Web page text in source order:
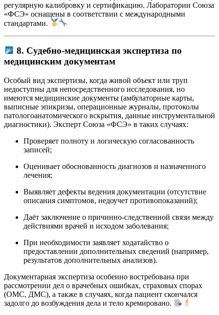
регулярную калибровку и сертификацию. Лаборатории Союза
«ФСЭ» оснащены в соответствии с международными
стандартами.
8. Судебно-медицинская экспертиза по
медицинским документам
Особый вид экспертизы, когда живой объект или труп
недоступны для непосредственного исследования, но
имеются медицинские документы (амбулаторные карты,
выписные эпикризы, операционные журналы, протоколы
патологоанатомического вскрытия, данные инструментальной
диагностики). Эксперт Союза «ФСЭ» в таких случаях:
Проверяет полноту и логическую согласованность
записей;
Оценивает обоснованность диагнозов и назначенного
лечения;
Выявляет дефекты ведения документации (отсутствие
описания симптомов, недоучет противопоказаний);
Даёт заключение о причинно-следственной связи между
действиями врачей и исходом заболевания;
При необходимости заявляет ходатайство о
предоставлении дополнительных сведений (например,
результатов дополнительных анализов).
Документарная экспертиза особенно востребована при
рассмотрении дел о врачебных ошибках, страховых спорах
(ОМС, ДМС), а также в случаях, когда пациент скончался
задолго до возбуждения дела и тело кремировано.